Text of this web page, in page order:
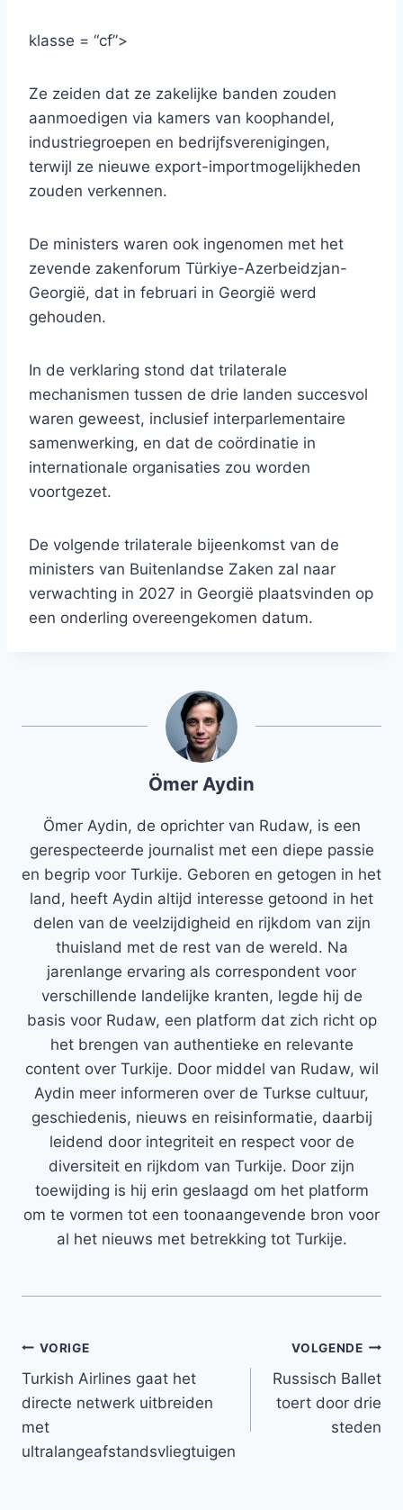
klasse = “cf”>
Ze zeiden dat ze zakelijke banden zouden
aanmoedigen via kamers van koophandel,
industriegroepen en bedrijfsverenigingen,
terwijl ze nieuwe export-importmogelijkheden
zouden verkennen.
De ministers waren ook ingenomen met het
zevende zakenforum Türkiye-Azerbeidzjan-
Georgië, dat in februari in Georgië werd
gehouden.
In de verklaring stond dat trilaterale
mechanismen tussen de drie landen succesvol
waren geweest, inclusief interparlementaire
samenwerking, en dat de coördinatie in
internationale organisaties zou worden
voortgezet.
De volgende trilaterale bijeenkomst van de
ministers van Buitenlandse Zaken zal naar
verwachting in 2027 in Georgië plaatsvinden op
een onderling overeengekomen datum.
Ömer Aydin
Ömer Aydin, de oprichter van Rudaw, is een
gerespecteerde journalist met een diepe passie
en begrip voor Turkije. Geboren en getogen in het
land, heeft Aydin altijd interesse getoond in het
delen van de veelzijdigheid en rijkdom van zijn
thuisland met de rest van de wereld. Na
jarenlange ervaring als correspondent voor
verschillende landelijke kranten, legde hij de
basis voor Rudaw, een platform dat zich richt op
het brengen van authentieke en relevante
content over Turkije. Door middel van Rudaw, wil
Aydin meer informeren over de Turkse cultuur,
geschiedenis, nieuws en reisinformatie, daarbij
leidend door integriteit en respect voor de
diversiteit en rijkdom van Turkije. Door zijn
toewijding is hij erin geslaagd om het platform
om te vormen tot een toonaangevende bron voor
al het nieuws met betrekking tot Turkije.
Bericht
navigatie
VORIGE
Turkish Airlines gaat het
directe netwerk uitbreiden
met
ultralangeafstandsvliegtuigen
VOLGENDE
Russisch Ballet
toert door drie
steden